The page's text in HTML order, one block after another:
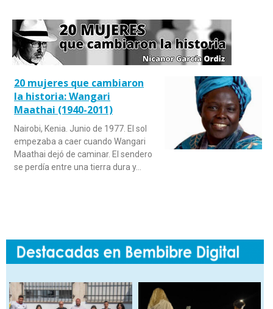
20 mujeres que cambiaron
la historia: Wangari
Maathai (1940-2011)
Nairobi, Kenia. Junio de 1977. El sol
empezaba a caer cuando Wangari
Maathai dejó de caminar. El sendero
se perdía entre una tierra dura y…